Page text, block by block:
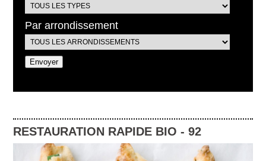
Par arrondissement
RESTAURATION RAPIDE BIO -92